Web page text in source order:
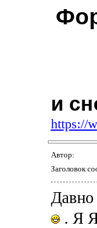
и
https://
Автор:
Заголовок
. Я